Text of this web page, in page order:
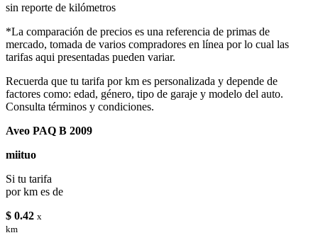
sin reporte de kilómetros
*La comparación de precios es una referencia de primas de
mercado, tomada de varios compradores en línea por lo cual las
tarifas aqui presentadas pueden variar.
Recuerda que tu tarifa por km es personalizada y depende de
factores como: edad, género, tipo de garaje y modelo del auto.
Consulta términos y condiciones.
Aveo PAQ B 2009
miituo
Si tu tarifa
por km es de
$ 0.42 x
km